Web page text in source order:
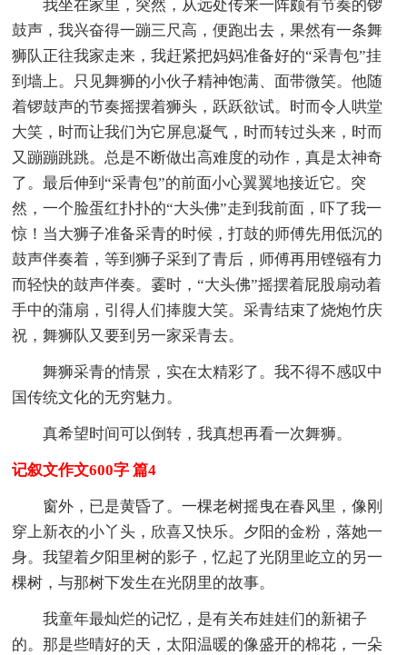
我坐在家里，突然，从远处传来一阵颇有节奏的锣
鼓声，我兴奋得一蹦三尺高，便跑出去，果然有一条舞
狮队正往我家走来，我赶紧把妈妈准备好的“采青包”挂
到墙上。只见舞狮的小伙子精神饱满、面带微笑。他随
着锣鼓声的节奏摇摆着狮头，跃跃欲试。时而令人哄堂
大笑，时而让我们为它屏息凝气，时而转过头来，时而
又蹦蹦跳跳。总是不断做出高难度的动作，真是太神奇
了。最后伸到“采青包”的前面小心翼翼地接近它。突
然，一个脸蛋红扑扑的“大头佛”走到我前面，吓了我一
惊！当大狮子准备采青的时候，打鼓的师傅先用低沉的
鼓声伴奏着，等到狮子采到了青后，师傅再用铿镪有力
而轻快的鼓声伴奏。霎时，“大头佛”摇摆着屁股扇动着
手中的蒲扇，引得人们捧腹大笑。采青结束了烧炮竹庆
祝，舞狮队又要到另一家采青去。
舞狮采青的情景，实在太精彩了。我不得不感叹中
国传统文化的无穷魅力。
真希望时间可以倒转，我真想再看一次舞狮。
记叙文作文600字 篇4
窗外，已是黄昏了。一棵老树摇曳在春风里，像刚
穿上新衣的小丫头，欣喜又快乐。夕阳的金粉，落她一
身。我望着夕阳里树的影子，忆起了光阴里屹立的另一
棵树，与那树下发生在光阴里的故事。
我童年最灿烂的记忆，是有关布娃娃们的新裙子
的。那是些晴好的天，太阳温暖的像盛开的棉花，一朵